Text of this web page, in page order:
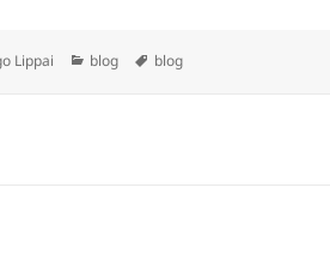
Lippai Kategória
blog Címke
blog